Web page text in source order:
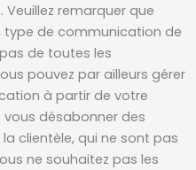
remarquer que
type de communication de
de toutes les
pouvez par ailleurs gérer
à partir de votre
désabonner des
clientèle, qui ne sont pas
ne souhaitez pas les